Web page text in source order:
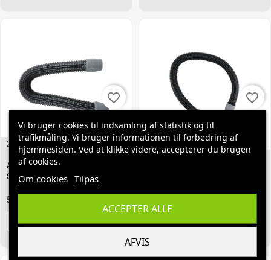
202132
Aftapningsslange Comac
Simpla 45, 50, Simpla...
598,95 kr.
BESTIL
favorite_border
209529
BESTIL
favorite_border
Vi bruger cookies til indsamling af statistik og til
trafikmåling. Vi bruger informationen til forbedring af
hjemmesiden. Ved at klikke videre, accepterer du brugen
af cookies.
Om cookies Tilpas
AFVIS
ACCEPTER ALLE